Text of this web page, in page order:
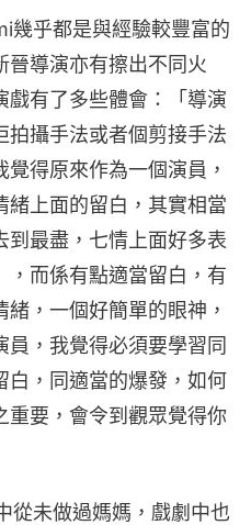
幾乎都是與經驗較豐富的
晉導演亦有擦出不同火
戲有了多些體會：「導演
拍攝手法或者個剪接手法
得原來作為一個演員，
緒上面的留白，其實相當
到最盡，七情上面好多表
，而係有點適當留白，有
，一個好簡單的眼神，
，我覺得必須要學習同
白，同適當的爆發，如何
重要，會令到觀眾覺得你
從未做過媽媽，戲劇中也